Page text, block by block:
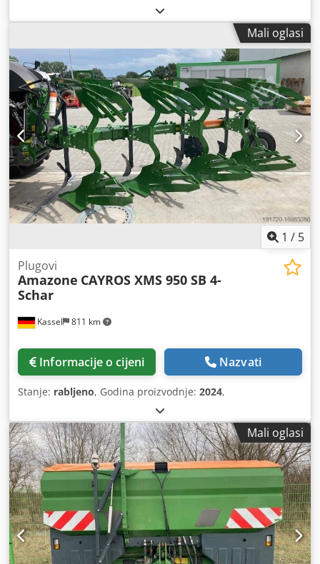
Mali oglasi
1 / 5
Kassel 811 km
Plugovi
Amazone CAYROS XMS 950 SB 4-
Schar
Informacije o cijeni Nazvati
Stanje: rabljeno, Godina proizvodnje: 2024,
Mali oglasi